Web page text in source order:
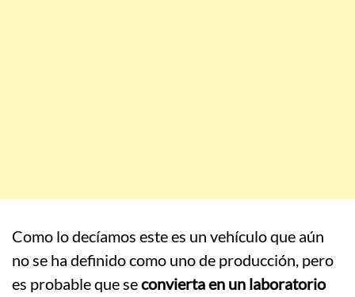
Como lo decíamos este es un vehículo que aún
no se ha definido como uno de producción, pero
es probable que seconvierta en un laboratorio